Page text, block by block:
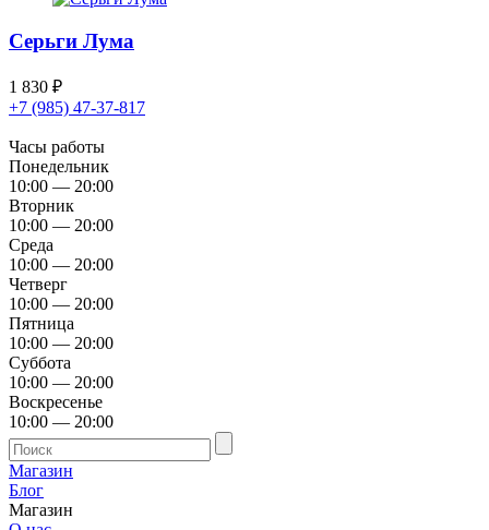
Серьги Лума
1 830 ₽
+7 (985) 47-37-817
Часы работы
Понедельник
10:00 — 20:00
Вторник
10:00 — 20:00
Среда
10:00 — 20:00
Четверг
10:00 — 20:00
Пятница
10:00 — 20:00
Суббота
10:00 — 20:00
Воскресенье
10:00 — 20:00
Магазин
Блог
Магазин